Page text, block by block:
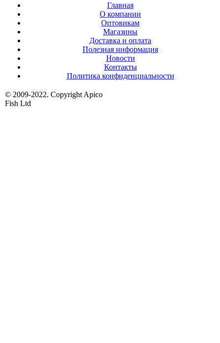
Главная
О компании
Оптовикам
Магазины
Доставка и оплата
Полезная информация
Новости
Контакты
Политика конфиденциальности
© 2009-2022. Copyright Apico
Fish Ltd